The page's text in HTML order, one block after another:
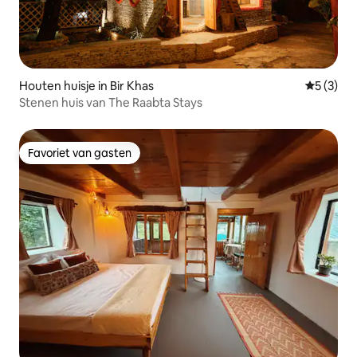
Houten huisje in Bir Khas
5 (3)
Stenen huis van The Raabta Stays
Favoriet van gasten
Favoriet van gasten